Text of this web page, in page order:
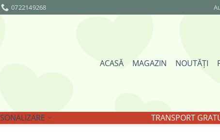
0722149268
ACASĂ MAGAZIN NOUTĂȚI
TRANSPORT